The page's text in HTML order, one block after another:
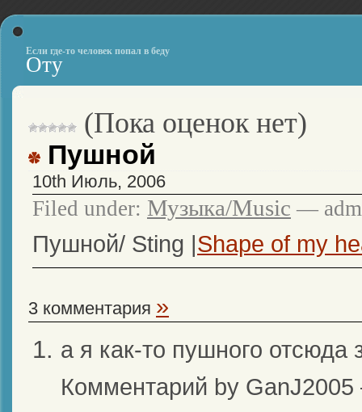
Если где-то человек попал в беду
Оту
(Пока оценок нет)
Пушной
10th Июль, 2006
Filed under: Музыка/Music —
Пушной/ Sting |Shape of my
3 комментария »
а я как-то пушного отсюда
Комментарий by